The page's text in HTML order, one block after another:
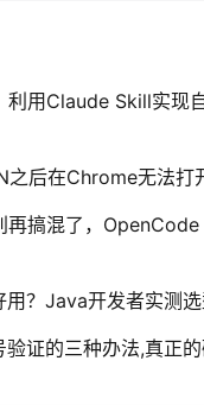
利用Claude Skill实现
之后在Chrome无法打
再搞混了，OpenCode
用？Java开发者实测
证的三种办法,真正的